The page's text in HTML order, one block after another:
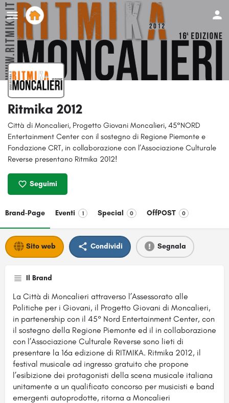
Ritmika 2012
Città di Moncalieri, Progetto Giovani Moncalieri, 45°NORD
Entertainment Center con il sostegno di Regione Piemonte e
Fondazione CRT, in collaborazione con l’Associazione Culturale
Reverse presentano Ritmika 2012!
Seguimi
Brand-Page Eventi 1 Special 0 OffPOST 0
Sito web Condividi Segnala
Il Brand
La Città di Moncalieri attraverso l’Assessorato alle
Politiche per i Giovani, il Progetto Giovani di Moncalieri,
in partenership con il 45° Nord Entertainment Center, con
il sostegno della Regione Piemonte ed il in collaborazione
con l’Associazione Culturale Reverse sono lieti di
presentare la 16a edizione di RITMIKA. Ritmika 2012, il
festival musicale ad ingresso gratuito che propone
l’esibizione dei protagonisti della scena musicale italiana
unitamente a un qualificato concorso per musicisti e band
emergenti autoprodotte, ritorna a Moncalieri